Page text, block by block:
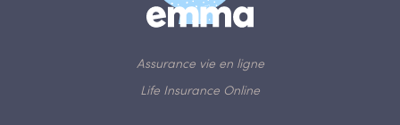
Assurance vie en ligne
Life Insurance Online